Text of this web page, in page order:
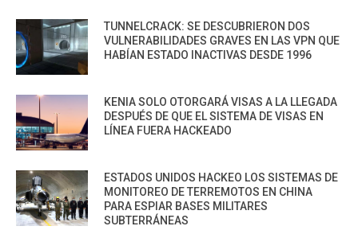
TUNNELCRACK: SE DESCUBRIERON DOS
VULNERABILIDADES GRAVES EN LAS VPN QUE
HABÍAN ESTADO INACTIVAS DESDE 1996
KENIA SOLO OTORGARÁ VISAS A LA LLEGADA
DESPUÉS DE QUE EL SISTEMA DE VISAS EN
LÍNEA FUERA HACKEADO
ESTADOS UNIDOS HACKEO LOS SISTEMAS DE
MONITOREO DE TERREMOTOS EN CHINA
PARA ESPIAR BASES MILITARES
SUBTERRÁNEAS